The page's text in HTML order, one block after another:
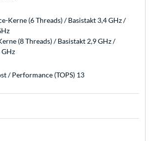
Kerne (6 Threads) / Basistakt 3,4 GHz /
(8 Threads) / Basistakt 2,9 GHz /
/ Performance (TOPS) 13